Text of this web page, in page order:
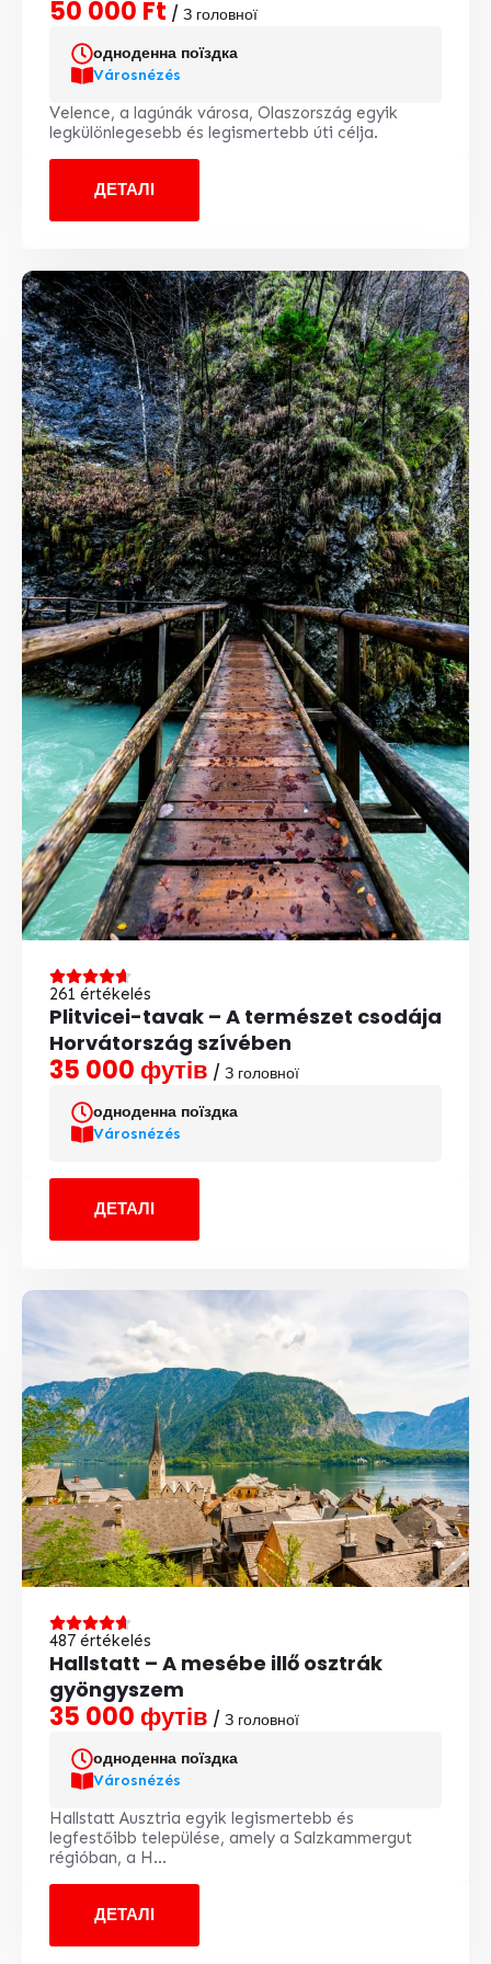
50 000 Ft / З головної
одноденна поїздка
Városnézés
Velence, a lagúnák városa, Olaszország egyik
legkülönlegesebb és legismertebb úti célja.
ДЕТАЛІ
261 értékelés
Plitvicei-tavak – A természet csodája
Horvátország szívében
35 000 футів / З головної
одноденна поїздка
Városnézés
ДЕТАЛІ
487 értékelés
Hallstatt – A mesébe illő osztrák
gyöngyszem
35 000 футів / З головної
одноденна поїздка
Városnézés
Hallstatt Ausztria egyik legismertebb és
legfestőibb települése, amely a Salzkammergut
régióban, a H...
ДЕТАЛІ